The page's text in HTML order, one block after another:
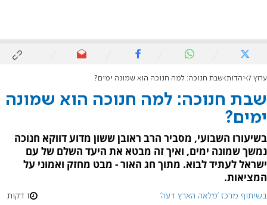
ערוץ 7 יהדות שבת חנוכה: למה חנוכה הוא שמונה ימים?
שבת חנוכה: למה חנוכה הוא שמונה
ימים?
בשיעורו השבועי, מסביר הרב ראובן ששון מדוע דווקא חנוכה
נמשך שמונה ימים, ואיך זה מבטא את היעד השלם של עם
ישראל לעתיד לבוא. מתוך חג האור - מבט מחזק ואמוני על
המציאות.
בשיתוף מרכז 'מלאה הארץ דעה' 1 דקות